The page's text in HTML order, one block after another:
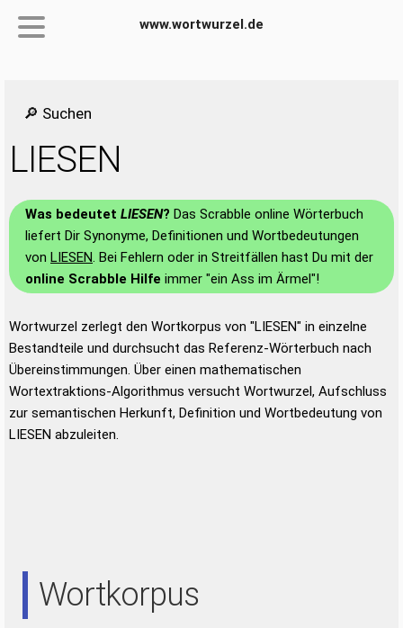
www.wortwurzel.de
🔎 Suchen
LIESEN
Was bedeutet LIESEN? Das Scrabble online Wörterbuch
liefert Dir Synonyme, Definitionen und Wortbedeutungen
von LIESEN. Bei Fehlern oder in Streitfällen hast Du mit der
online Scrabble Hilfe immer "ein Ass im Ärmel"!
Wortwurzel zerlegt den Wortkorpus von "LIESEN" in einzelne
Bestandteile und durchsucht das Referenz-Wörterbuch nach
Übereinstimmungen. Über einen mathematischen
Wortextraktions-Algorithmus versucht Wortwurzel, Aufschluss
zur semantischen Herkunft, Definition und Wortbedeutung von
LIESEN abzuleiten.
Wortkorpus